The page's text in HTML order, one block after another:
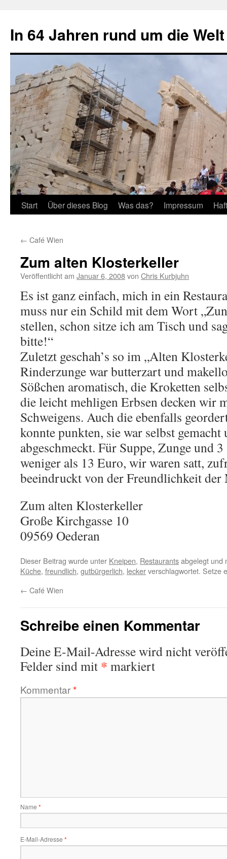
springen
In 64 Jahren rund um die Welt
Start Über dieses Blog Was das? Impressum
← Café Wien
Zum alten Klosterkeller
Veröffentlicht am Januar 6, 2008von Chris Kurbjuhn
Es ist ganz einfach, mich in ein
muss nur ein Schild mit dem Wort
stellen, schon sitze ich am Tisch und
bitte!“
Zuletzt geschah’s so im „Alten
Rinderzunge war butterzart und
Sößchen aromatisch, die Kroketten
die leicht mehligen Erbsen decken wir
Schweigens. Auch die ebenfalls
konnte punkten, sie war selbst
abgeschmeckt. Für Suppe, Zunge und
weniger als 13 Euro, wir waren satt,
beeindruckt von der Freundlichkeit der
Zum alten Klosterkeller
Große Kirchgasse 10
09569 Oederan
Dieser Beitrag wurde unter Kneipen, Restaurantsabgelegt und
Küche, freundlich, gutbürgerlich, leckerverschlagwortet. Setze
← Café Wien
Schreibe einen Kommentar
Deine E-Mail-Adresse wird nicht
Felder sind mit * markiert
Kommentar*
Name *
E-Mail-Adresse *